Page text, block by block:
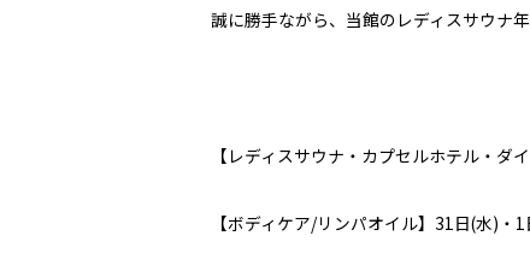
誠に勝手ながら、当館のレディスサウナ
【レディスサウナ・カプセルホテル・ダ
【ボディケア/リンパオイル】31日(水)・